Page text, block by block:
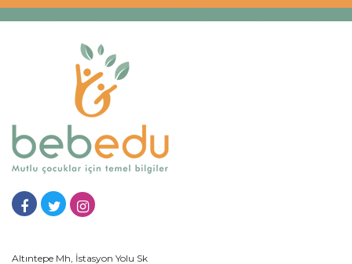
Altıntepe Mh, İstasyon Yolu Sk